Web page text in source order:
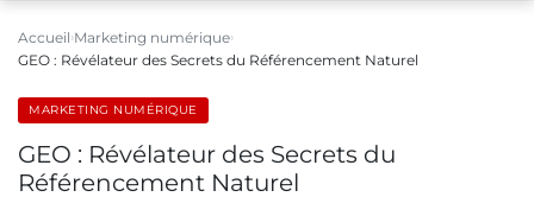
Accueil Marketing numérique
GEO : Révélateur des Secrets du Référencement Naturel
MARKETING NUMÉRIQUE
GEO : Révélateur des Secrets du
Référencement Naturel